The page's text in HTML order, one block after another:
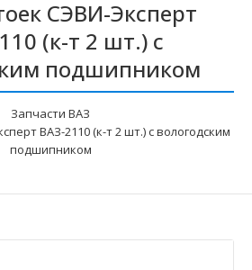
СЭВИ-Эксперт
(к-т 2 шт.) с
подшипником
Запчасти ВАЗ
ВАЗ-2110 (к-т 2 шт.) с вологодским
подшипником